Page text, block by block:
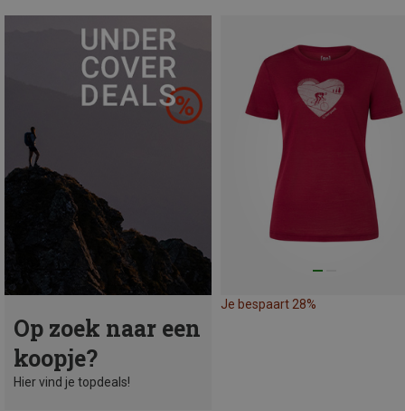
Op zoek naar een
koopje?
Hier vind je topdeals!
Je bespaart 28%